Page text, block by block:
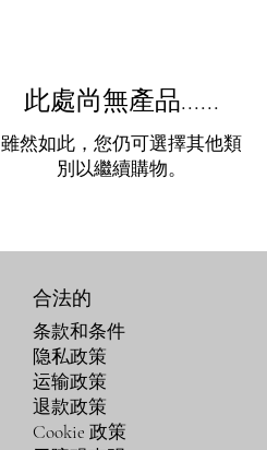
此處尚無產品......
雖然如此，您仍可選擇其他類
別以繼續購物。
合法的
条款和条件
隐私政策
运输政策
退款政策
Cookie 政策